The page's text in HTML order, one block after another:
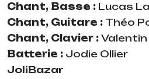
Chant, Basse : Lucas
Chant, Guitare : Théo
Chant, Clavier :
Batterie : Jodie Ollier
JoliBazar